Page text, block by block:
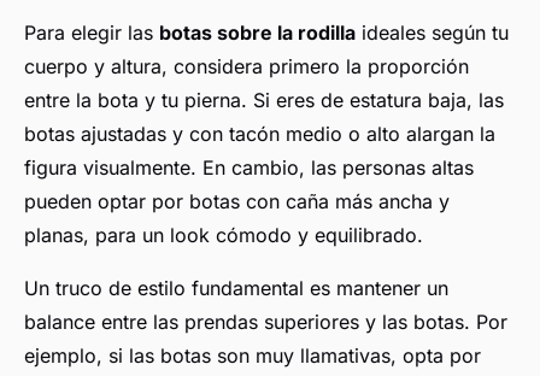
Para elegir las botas sobre la rodilla ideales según tu
cuerpo y altura, considera primero la proporción
entre la bota y tu pierna. Si eres de estatura baja, las
botas ajustadas y con tacón medio o alto alargan la
figura visualmente. En cambio, las personas altas
pueden optar por botas con caña más ancha y
planas, para un look cómodo y equilibrado.
Un truco de estilo fundamental es mantener un
balance entre las prendas superiores y las botas. Por
ejemplo, si las botas son muy llamativas, opta por